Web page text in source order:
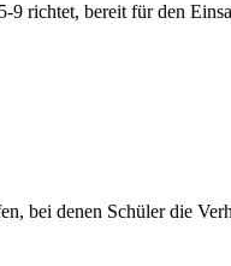
richtet, bereit für den
bei denen Schüler die